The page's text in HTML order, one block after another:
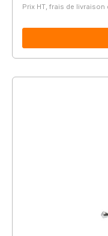
Prix HT, frais de livraison